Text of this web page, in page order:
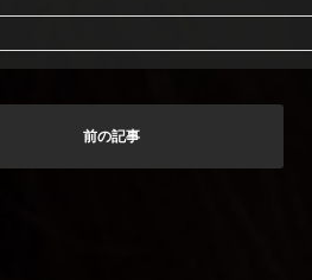
前の記事